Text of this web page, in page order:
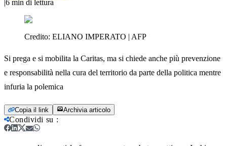
|6 min di lettura
Credito: ELIANO IMPERATO | AFP
Si prega e si mobilita la Caritas, ma si chiede anche più prevenzione
e responsabilità nella cura del territorio da parte della politica mentre
infuria la polemica
Copia il link Archivia articolo
Condividi su :